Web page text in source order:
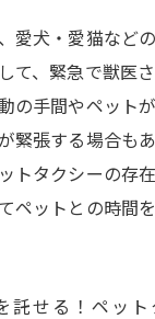
愛犬・愛猫など
て、緊急で獣医
の手間やペット
緊張する場合も
トタクシーの存
ペットとの時間
託せる！ペッ